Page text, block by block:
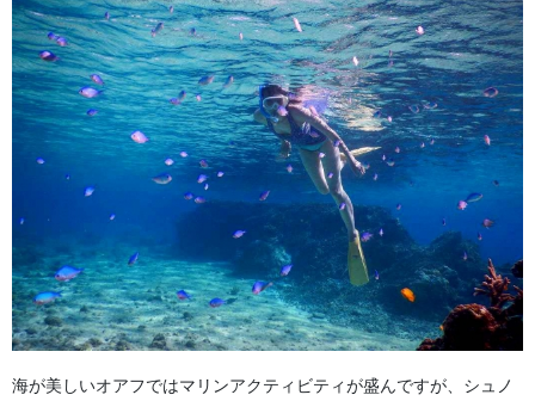
海が美しいオアフではマリンアクティビティが盛んですが、シュノ